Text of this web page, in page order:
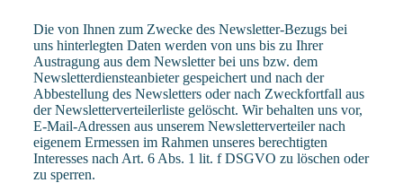
Die von Ihnen zum Zwecke des Newsletter-Bezugs bei
uns hinterlegten Daten werden von uns bis zu Ihrer
Austragung aus dem Newsletter bei uns bzw. dem
Newsletterdiensteanbieter gespeichert und nach der
Abbestellung des Newsletters oder nach Zweckfortfall aus
der Newsletterverteilerliste gelöscht. Wir behalten uns vor,
E-Mail-Adressen aus unserem Newsletterverteiler nach
eigenem Ermessen im Rahmen unseres berechtigten
Interesses nach Art. 6 Abs. 1 lit. f DSGVO zu löschen oder
zu sperren.